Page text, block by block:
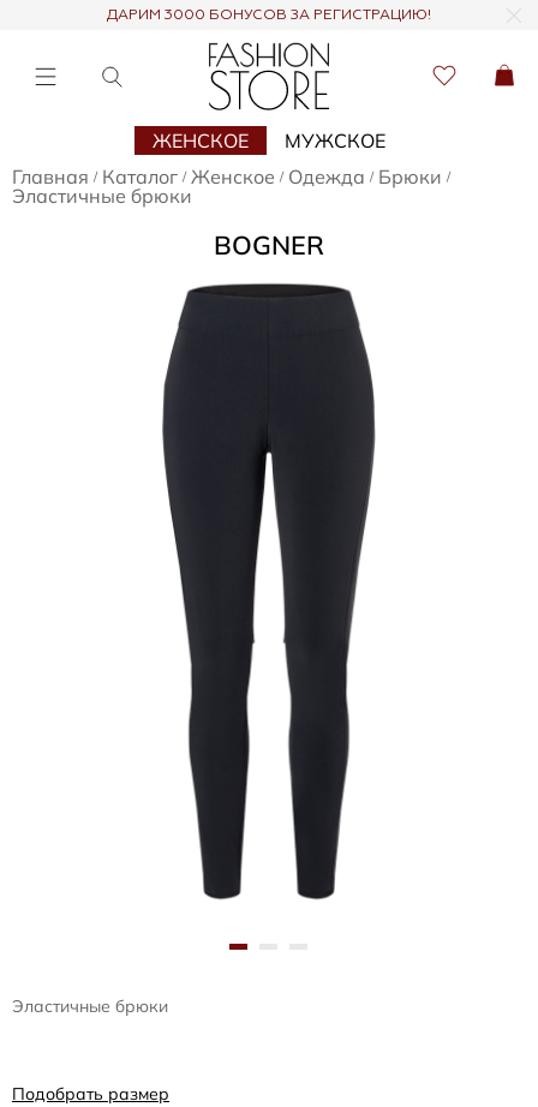
ДАРИМ 3000 БОНУСОВ ЗА РЕГИСТРАЦИЮ!
ЖЕНСКОЕ
МУЖСКОЕ
Главная / Каталог / Женское / Одежда / Брюки /
Эластичные брюки
BOGNER
Эластичные брюки
Подобрать размер